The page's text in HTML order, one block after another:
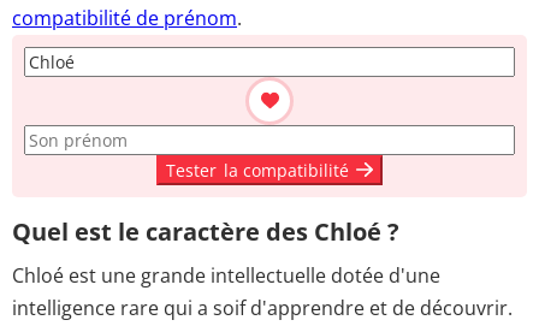
compatibilité de prénom.
Tester la compatibilité
Quel est le caractère des Chloé ?
Chloé est une grande intellectuelle dotée d'une
intelligence rare qui a soif d'apprendre et de découvrir.